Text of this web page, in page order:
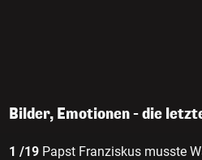
Bilder, Emotionen - die
1 /19 Papst Franziskus musste